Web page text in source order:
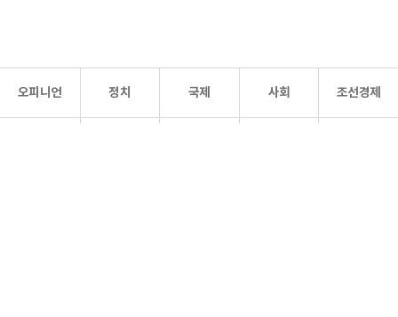
오피니언 정치 국제 사회 조선경제